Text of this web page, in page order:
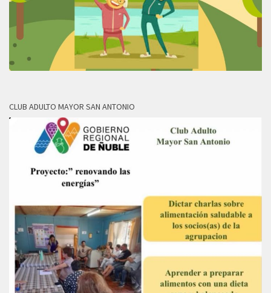
CLUB ADULTO MAYOR SAN ANTONIO